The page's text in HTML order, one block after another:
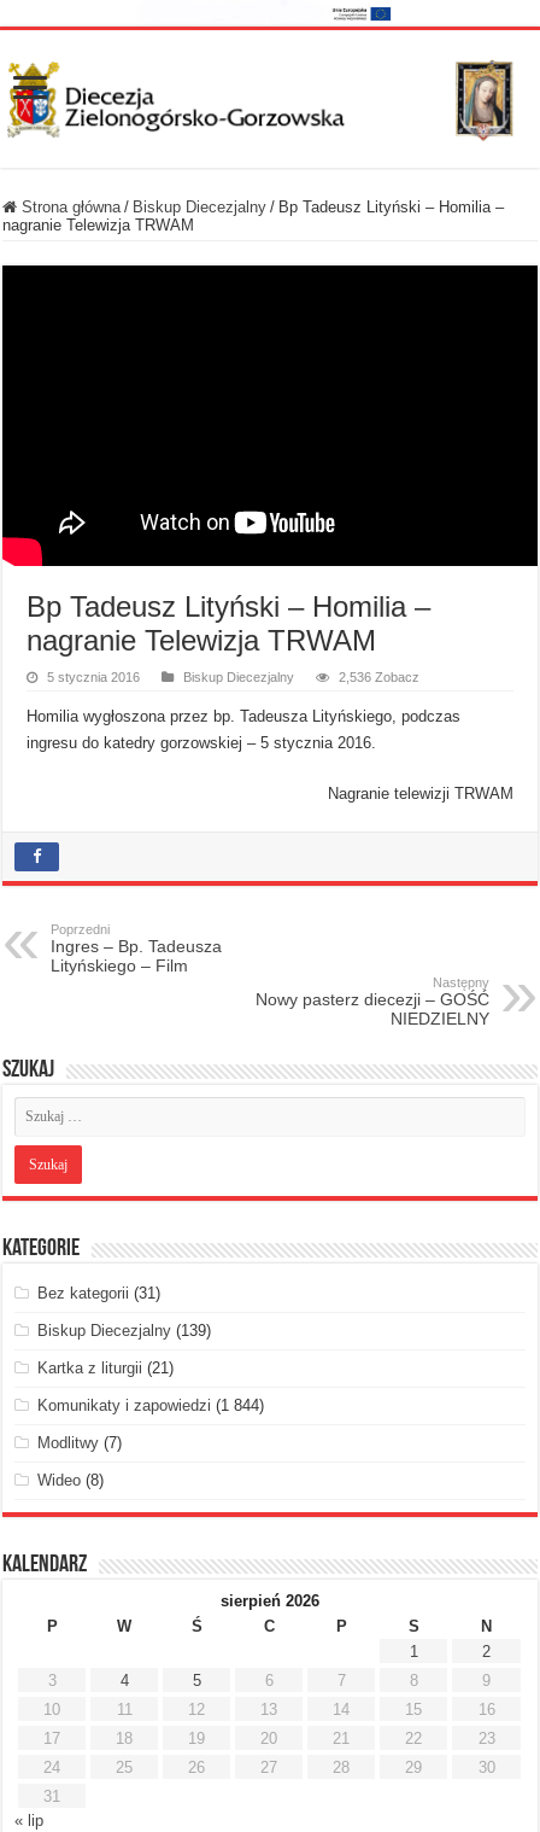
Strona główna / Biskup Diecezjalny / Bp Tadeusz Lityński – Homilia –
nagranie Telewizja TRWAM
Bp Tadeusz Lityński – Homilia –
nagranie Telewizja TRWAM
5 stycznia 2016 Biskup Diecezjalny 2,536 Zobacz
Homilia wygłoszona przez bp. Tadeusza Lityńskiego, podczas
ingresu do katedry gorzowskiej – 5 stycznia 2016.
Nagranie telewizji TRWAM
Poprzedni
Ingres – Bp. Tadeusza
Lityńskiego – Film
Następny
Nowy pasterz diecezji – GOŚĆ
NIEDZIELNY
Szukaj
Kategorie
Bez kategorii (31)
Biskup Diecezjalny (139)
Kartka z liturgii (21)
Komunikaty i zapowiedzi (1 844)
Modlitwy (7)
Wideo (8)
Kalendarz
sierpień 2026
P
W Ś C P S
N
1
2
3
4 5 6 7 8
9
10
11 12 13 14 15
16
17
18 19 20 21 22
23
24
25 26 27 28 29
30
31
« lip